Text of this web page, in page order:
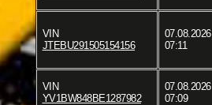
VIN
JTEBU291505154156
07.08.2026
07:11
VIN
YV1BW848BE1287982
07.08.2026
07:09